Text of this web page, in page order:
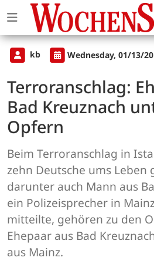
kb Wednesday, 01/13/
Terroranschlag:
Bad Kreuznach
Opfern
Beim Terroranschlag in
zehn Deutsche ums Leben
darunter auch Mann aus
ein Polizeisprecher in
mitteilte, gehören zu den
Ehepaar aus Bad
aus Mainz.